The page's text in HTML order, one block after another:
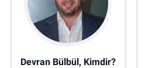
Devran Bülbül, Kimdir?